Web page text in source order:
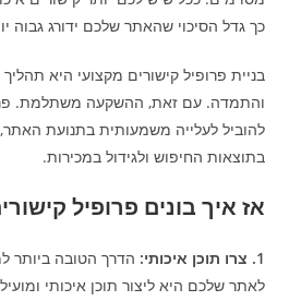
כך גדל הסיכוי שהאתר שלכם ידורג גבוה
בניית פרופיל קישורים מקצועי היא
והתמדה. עם זאת, ההשקעה משתלמת.
להוביל לעלייה משמעותית בתנועת
בתוצאות החיפוש ולגידול במכירות.
אז איך בונים פרופיל
1. צרו תוכן איכותי:
הדרך הטובה ביותר
לאתר שלכם היא ליצור תוכן איכותי